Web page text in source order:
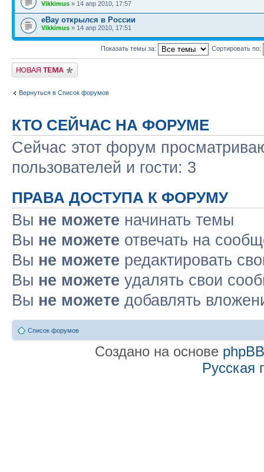
Vikkimus » 14 апр 2010, 17:57
eBay открылся в России
Vikkimus » 14 апр 2010, 17:51
Показать темы за: Сортировать по:
Начать новую тему
Вернуться в Список форумов
КТО СЕЙЧАС НА ФОРУМЕ
Сейчас этот форум
пользователей и гости: 3
ПРАВА ДОСТУПА К ФОРУМУ
Вы не можете начинать темы
Вы не можете отвечать на
Вы не можете редактировать
Вы не можете удалять свои
Вы не можете добавлять
Список форумов
Создано на основе phpBB
Русская